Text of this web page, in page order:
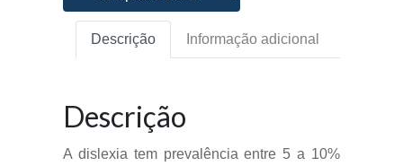
Descrição Informação adicional
Descrição
A dislexia tem prevalência entre 5 a 10%